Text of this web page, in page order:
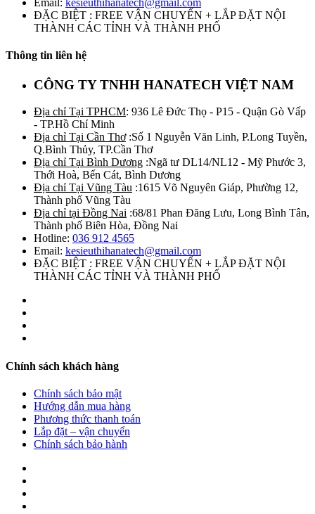
Email: kesieuthihanatech@gmail.com
ĐẶC BIỆT : FREE VẬN CHUYỂN + LẮP ĐẶT NỘI
THÀNH CÁC TỈNH VÀ THÀNH PHỐ
Thông tin liên hệ
CÔNG TY TNHH HANATECH VIỆT NAM
Địa chỉ Tại TPHCM: 936 Lê Đức Thọ - P15 - Quận Gò Vấp
- TP.Hồ Chí Minh
Địa chỉ Tại Cần Thơ:Số 1 Nguyễn Văn Linh, P.Long Tuyền,
Q.Bình Thủy, TP.Cần Thơ
Địa chỉ Tại Bình Dương :Ngã tư DL14/NL12 - Mỹ Phước 3,
Thới Hoà, Bến Cát, Bình Dương
Địa chỉ Tại Vũng Tàu :1615 Võ Nguyên Giáp, Phường 12,
Thành phố Vũng Tàu
Địa chỉ tại Đồng Nai :68/81 Phan Đăng Lưu, Long Bình Tân,
Thành phố Biên Hòa, Đồng Nai
Hotline: 036 912 4565
Email: kesieuthihanatech@gmail.com
ĐẶC BIỆT : FREE VẬN CHUYỂN + LẮP ĐẶT NỘI
THÀNH CÁC TỈNH VÀ THÀNH PHỐ
Chính sách khách hàng
Chính sách bảo mật
Hướng dẫn mua hàng
Phương thức thanh toán
Lắp đặt – vận chuyển
Chính sách bảo hành